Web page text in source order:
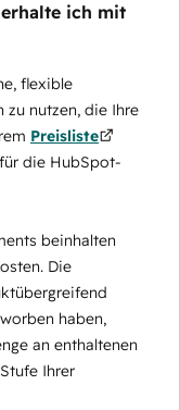
ich mit
flexible
zu nutzen, die Ihre
Preisliste
die HubSpot-
beinhalten
Die
haben,
an enthaltenen
Ihrer